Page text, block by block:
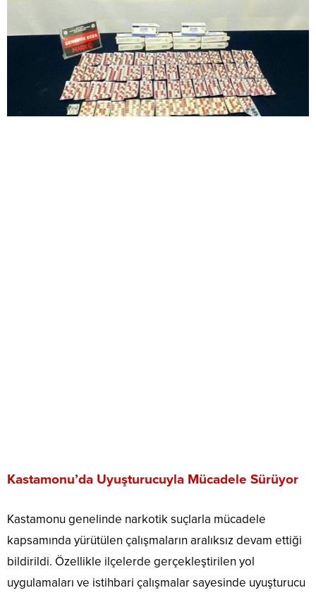
Kastamonu’da Uyuşturucuyla Mücadele Sürüyor
Kastamonu genelinde narkotik suçlarla mücadele
kapsamında yürütülen çalışmaların aralıksız devam ettiği
bildirildi. Özellikle ilçelerde gerçekleştirilen yol
uygulamaları ve istihbari çalışmalar sayesinde uyuşturucu